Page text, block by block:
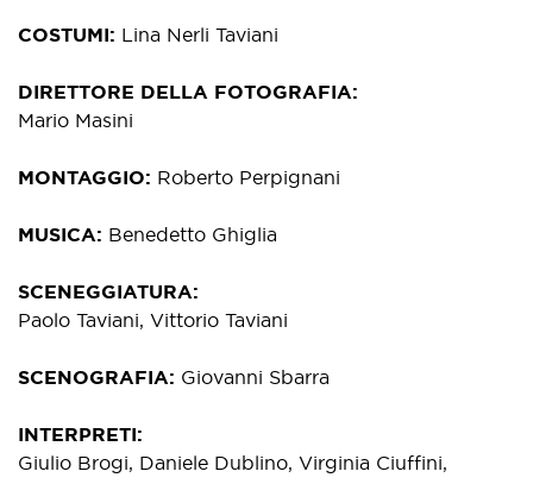
COSTUMI Lina Nerli Taviani
DIRETTORE DELLA FOTOGRAFIA
Mario Masini
MONTAGGIO Roberto Perpignani
MUSICA Benedetto Ghiglia
SCENEGGIATURA
Paolo Taviani, Vittorio Taviani
SCENOGRAFIA Giovanni Sbarra
INTERPRETI
Giulio Brogi, Daniele Dublino, Virginia Ciuffini,